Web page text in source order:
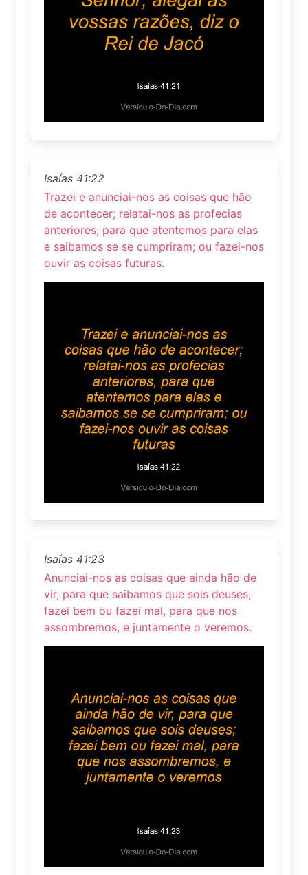
Isaías 41:22
Trazei e anunciai-nos as coisas que hão
de acontecer; relatai-nos as profecias
anteriores, para que atentemos para elas
e saibamos se se cumpriram; ou fazei-nos
ouvir as coisas futuras.
Isaías 41:23
Anunciai-nos as coisas que ainda hão de
vir, para que saibamos que sois deuses;
fazei bem ou fazei mal, para que nos
assombremos, e juntamente o veremos.